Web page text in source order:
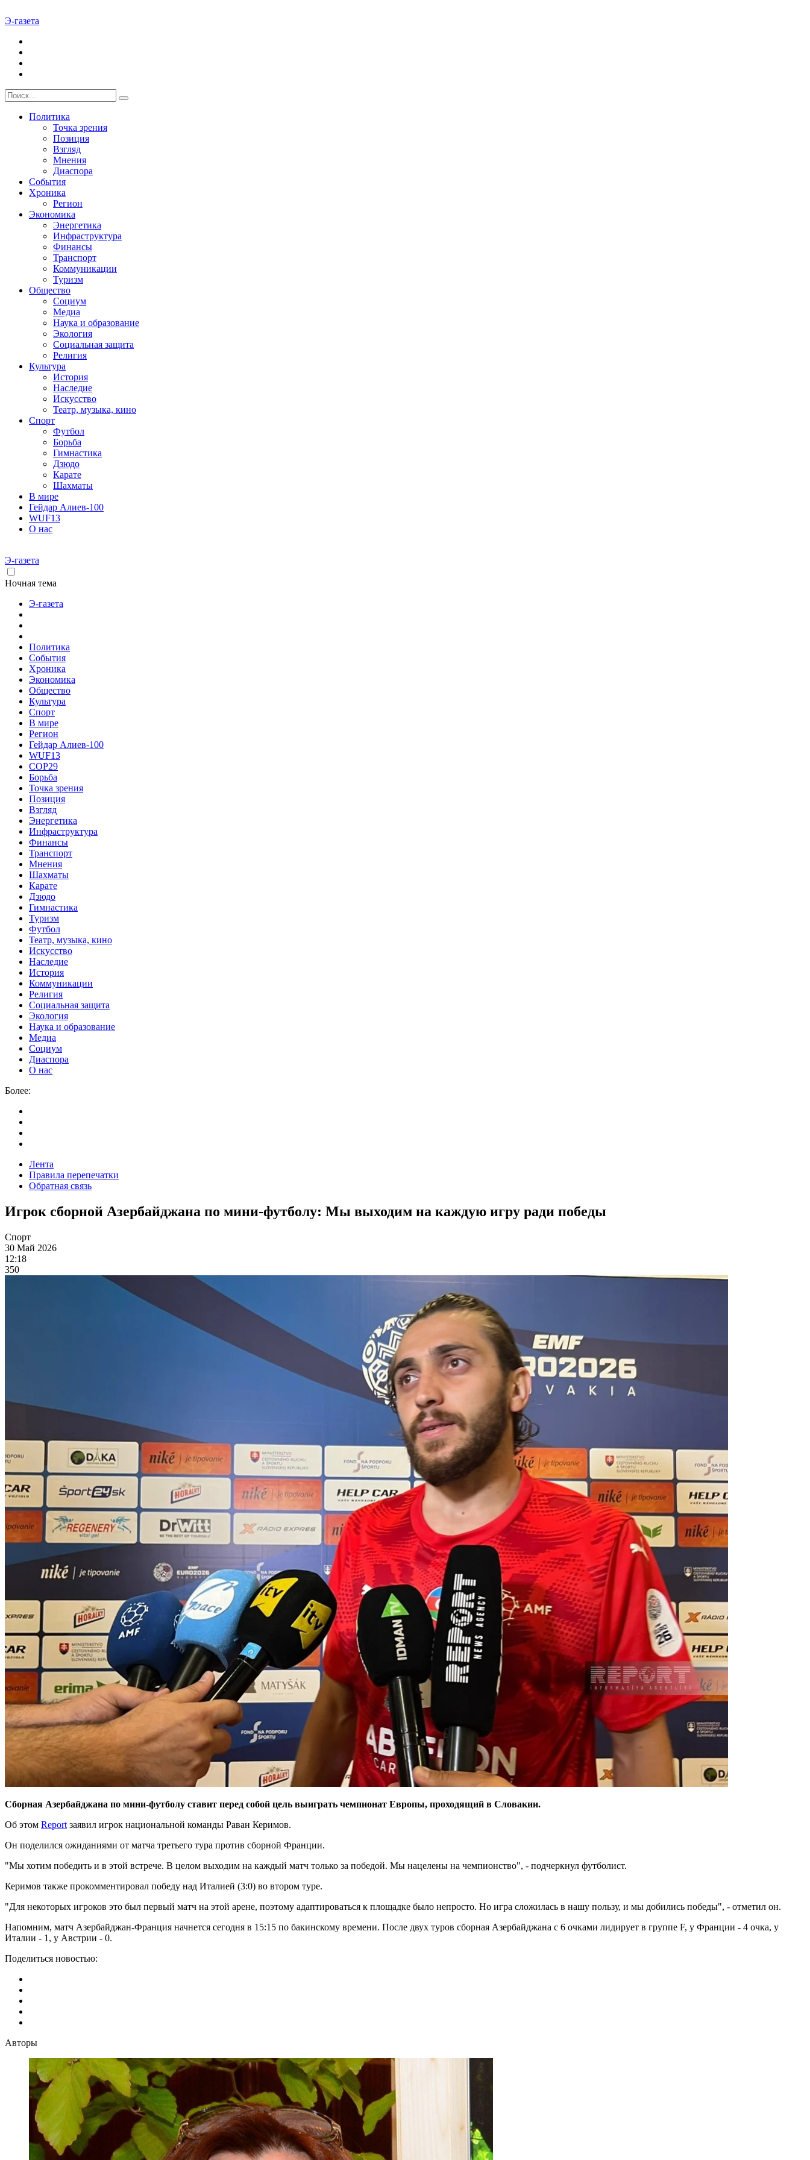
Э-газета
Политика
Точка зрения
Позиция
Взгляд
Мнения
Диаспора
События
Хроника
Регион
Экономика
Энергетика
Инфраструктура
Финансы
Транспорт
Коммуникации
Туризм
Общество
Социум
Медиа
Наука и образование
Экология
Социальная защита
Религия
Культура
История
Наследие
Искусство
Театр, музыка, кино
Спорт
Футбол
Борьба
Гимнастика
Дзюдо
Карате
Шахматы
В мире
Гейдар Алиев-100
WUF13
О нас
Э-газета
Ночная тема
Э-газета
Политика
События
Хроника
Экономика
Общество
Культура
Спорт
В мире
Регион
Гейдар Алиев-100
WUF13
COP29
Борьба
Точка зрения
Позиция
Взгляд
Энергетика
Инфраструктура
Финансы
Транспорт
Мнения
Шахматы
Карате
Дзюдо
Гимнастика
Туризм
Футбол
Театр, музыка, кино
Искусство
Наследие
История
Коммуникации
Религия
Социальная защита
Экология
Наука и образование
Медиа
Социум
Диаспора
О нас
Более:
Лента
Правила перепечатки
Обратная связь
Игрок сборной Азербайджана по мини-футболу: Мы выходим на каждую игру ради победы
Спорт
30 Май 2026
12:18
350
Сборная Азербайджана по мини-футболу ставит перед собой цель выиграть чемпионат Европы, проходящий в Словакии.
Об этом Report заявил игрок национальной команды Раван Керимов.
Он поделился ожиданиями от матча третьего тура против сборной Франции.
"Мы хотим победить и в этой встрече. В целом выходим на каждый матч только за победой. Мы нацелены на чемпионство", - подчеркнул футболист.
Керимов также прокомментировал победу над Италией (3:0) во втором туре.
"Для некоторых игроков это был первый матч на этой арене, поэтому адаптироваться к площадке было непросто. Но игра сложилась в нашу пользу, и мы добились победы", - отметил он.
Напомним, матч Азербайджан-Франция начнется сегодня в 15:15 по бакинскому времени. После двух туров сборная Азербайджана с 6 очками лидирует в группе F, у Франции - 4 очка, у
Италии - 1, у Австрии - 0.
Поделиться новостью:
Авторы